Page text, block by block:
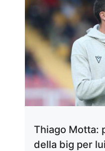
Thiago Motta:
della big per lui